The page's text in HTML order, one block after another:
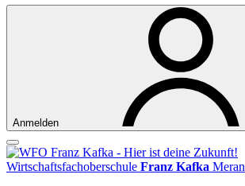
Anmelden
Wirtschaftsfachoberschule Franz Kafka Meran